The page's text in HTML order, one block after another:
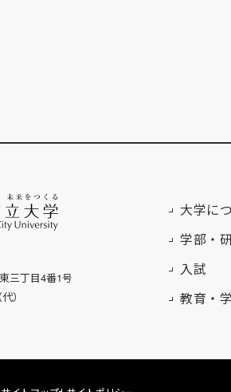
三丁目4番1号
）
大学に
学部・
入試
教育・